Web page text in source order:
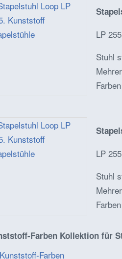
LP 255
Stuhl
Farben
LP 255
Stuhl
Farben
Farben Kollektion für